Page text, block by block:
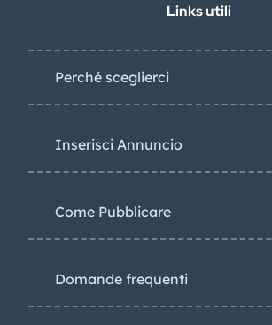
Links utili
Perché sceglierci
Inserisci Annuncio
Come Pubblicare
Domande frequenti